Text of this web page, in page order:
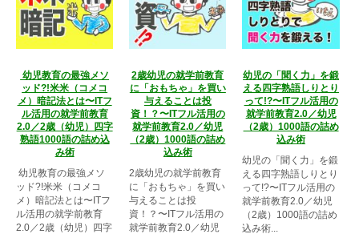
幼児教育の最強メソ
ッド?!米米（コメコ
メ）暗記法とは〜ITフ
ル活用の就学前教育
2.0／2歳（幼児）四字
熟語1000語の詰め込
み術
幼児教育の最強メソ
ッド?!米米（コメコ
メ）暗記法とは〜ITフ
ル活用の就学前教育
2.0／2歳（幼児）四字
2歳幼児の就学前教育
に「おもちゃ」を買い
与えることは投
資！？〜ITフル活用の
就学前教育2.0／幼児
（2歳）1000語の詰め
込み術
2歳幼児の就学前教育
に「おもちゃ」を買い
与えることは投
資！？〜ITフル活用の
就学前教育2.0／幼児
幼児の「聞く力」を鍛
える四字熟語しりとり
って!?〜ITフル活用の
就学前教育2.0／幼児
（2歳）1000語の詰め
込み術
幼児の「聞く力」を鍛
える四字熟語しりとり
って!?〜ITフル活用の
就学前教育2.0／幼児
（2歳）1000語の詰め
込み術...